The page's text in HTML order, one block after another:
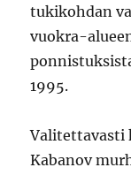
tukikohdan
vuokra-
1995.
Valitettavasti
Kabanov